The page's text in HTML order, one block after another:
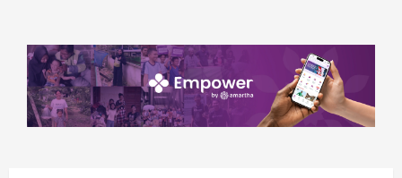
content